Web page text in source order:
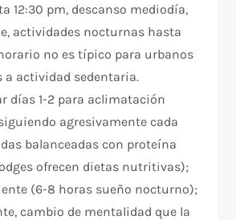
12:30 pm, descanso mediodía,
actividades nocturnas hasta
no es típico para urbanos
a actividad sedentaria.
días 1-2 para aclimatación
agresivamente cada
balanceadas con proteína
ofrecen dietas nutritivas);
(6-8 horas sueño nocturno);
cambio de mentalidad que la